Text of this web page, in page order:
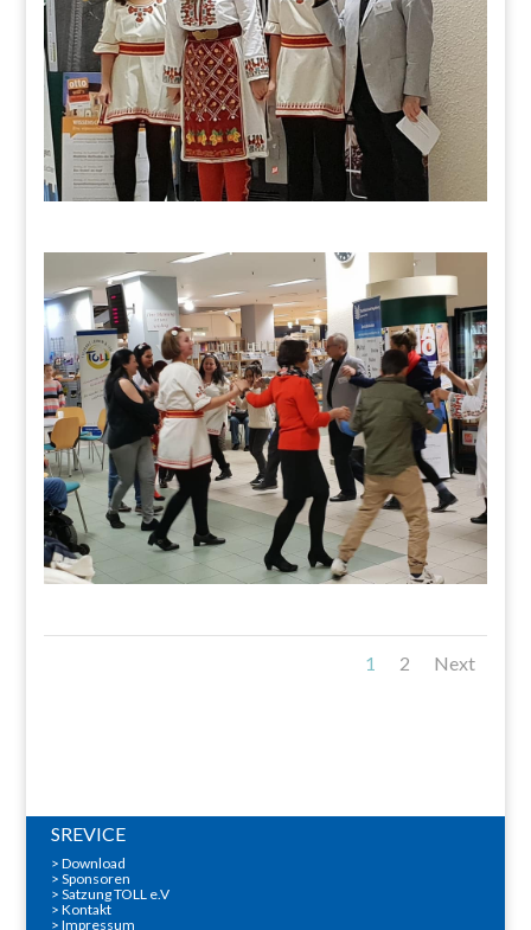
1 2 Next
SREVICE
> Download
> Sponsoren
> Satzung TOLL e.V
> Kontakt
> Impressum